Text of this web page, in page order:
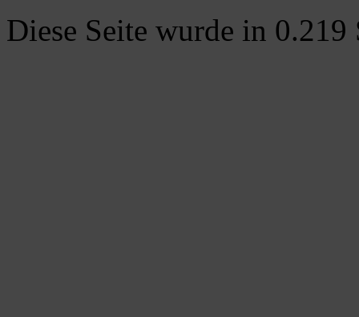
Diese Seite wurde in 0.219